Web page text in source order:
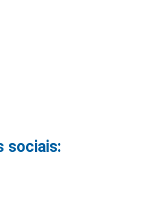
sociais: